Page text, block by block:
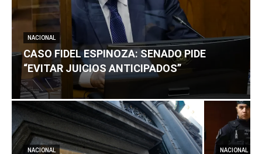
NACIONAL
CASO FIDEL ESPINOZA: SENADO PIDE
“EVITAR JUICIOS ANTICIPADOS”
NACIONAL NACIONAL